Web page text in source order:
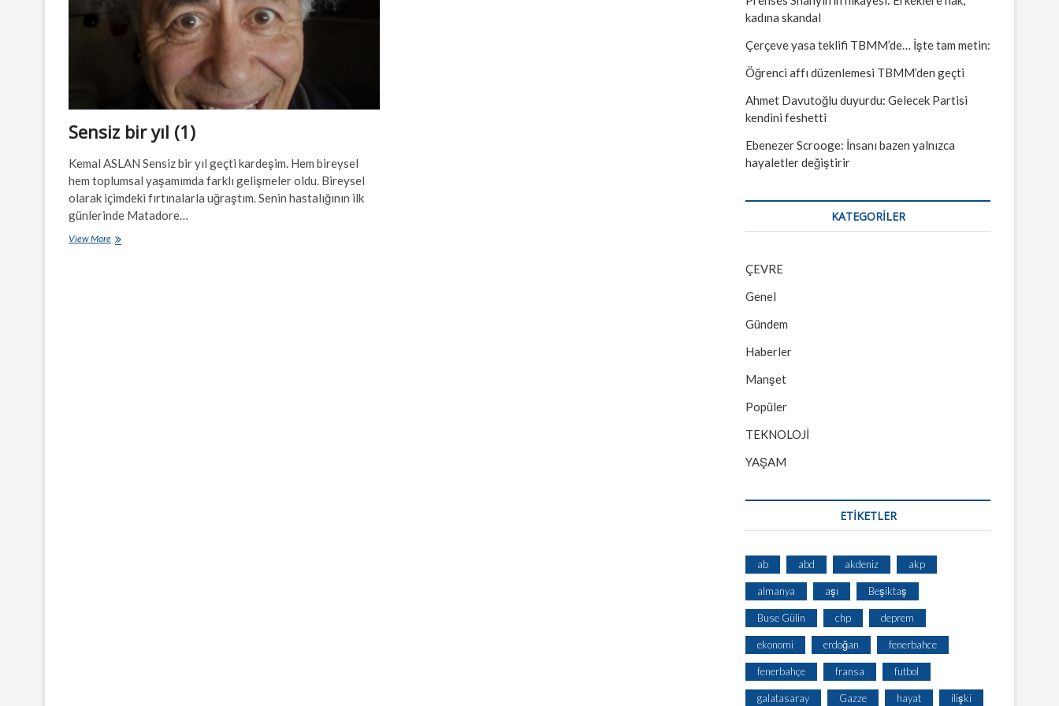
Sensiz bir yıl (1)
Kemal ASLAN Sensiz bir yıl geçti kardeşim. Hem bireysel
hem toplumsal yaşamımda farklı gelişmeler oldu. Bireysel
olarak içimdeki fırtınalarla uğraştım. Senin hastalığının ilk
günlerinde Matadore…
View MoreSensiz
kadına skandal
Çerçeve yasa teklifi TBMM’de… İşte tam metin:
Öğrenci affı düzenlemesi TBMM’den geçti
Ahmet Davutoğlu duyurdu: Gelecek Partisi
kendini feshetti
Ebenezer Scrooge: İnsanı bazen yalnızca
hayaletler değiştirir
KATEGORILER
ÇEVRE
Genel
Gündem
Haberler
Manşet
Popüler
TEKNOLOJİ
YAŞAM
ETİKETLER
ab abd akdeniz akp
almanya aşı Beşiktaş
Buse Gülin chp deprem
ekonomi erdoğan fenerbahce
fenerbahçe fransa futbol
galatasaray Gazze hayat ilişki